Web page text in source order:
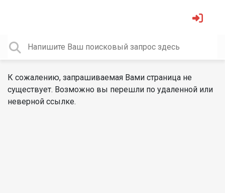
К сожалению, запрашиваемая Вами страница не
существует. Возможно вы перешли по удаленной или
неверной ссылке.